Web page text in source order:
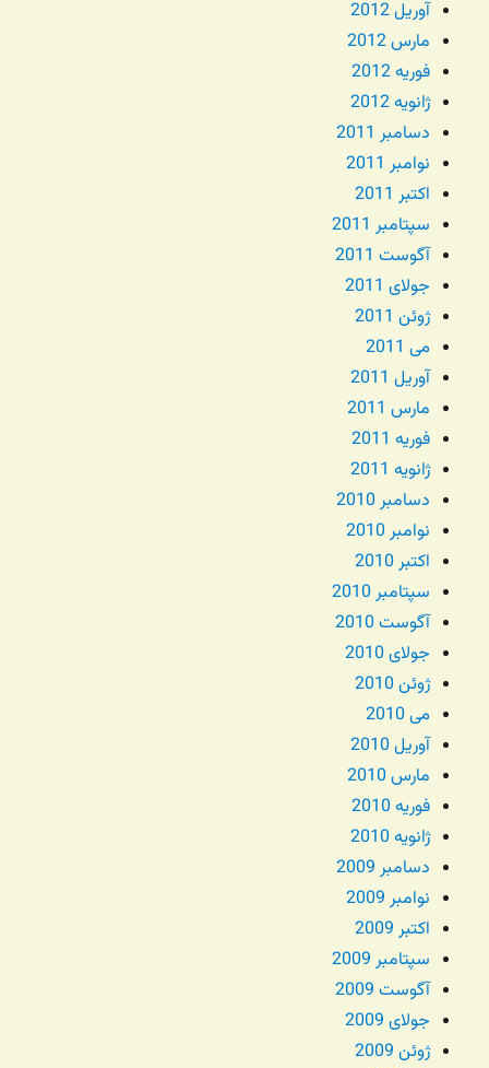
آوریل 2012
مارس 2012
فوریه 2012
ژانویه 2012
دسامبر 2011
نوامبر 2011
اکتبر 2011
سپتامبر 2011
آگوست 2011
جولای 2011
ژوئن 2011
می 2011
آوریل 2011
مارس 2011
فوریه 2011
ژانویه 2011
دسامبر 2010
نوامبر 2010
اکتبر 2010
سپتامبر 2010
آگوست 2010
جولای 2010
ژوئن 2010
می 2010
آوریل 2010
مارس 2010
فوریه 2010
ژانویه 2010
دسامبر 2009
نوامبر 2009
اکتبر 2009
سپتامبر 2009
آگوست 2009
جولای 2009
ژوئن 2009